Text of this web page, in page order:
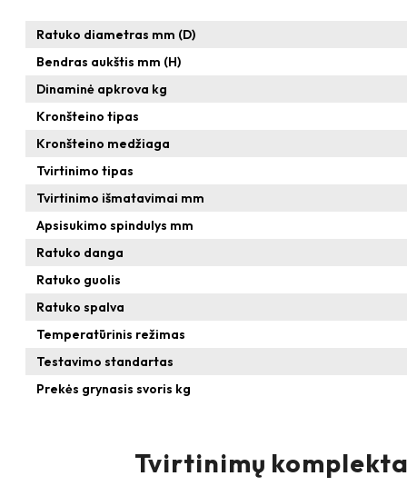
Ratuko diametras mm (D)
Bendras aukštis mm (H)
Dinaminė apkrova kg
Kronšteino tipas
Kronšteino medžiaga
Tvirtinimo tipas
Tvirtinimo išmatavimai mm
Apsisukimo spindulys mm
Ratuko danga
Ratuko guolis
Ratuko spalva
Temperatūrinis režimas
Testavimo standartas
Prekės grynasis svoris kg
Tvirtinimų